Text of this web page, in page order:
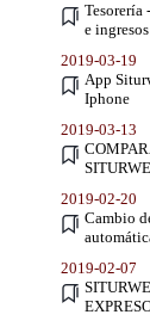
Tesorería
e
2019-03-19
App
Iphone
2019-03-13
2019-02-20
Cambio
2019-02-07